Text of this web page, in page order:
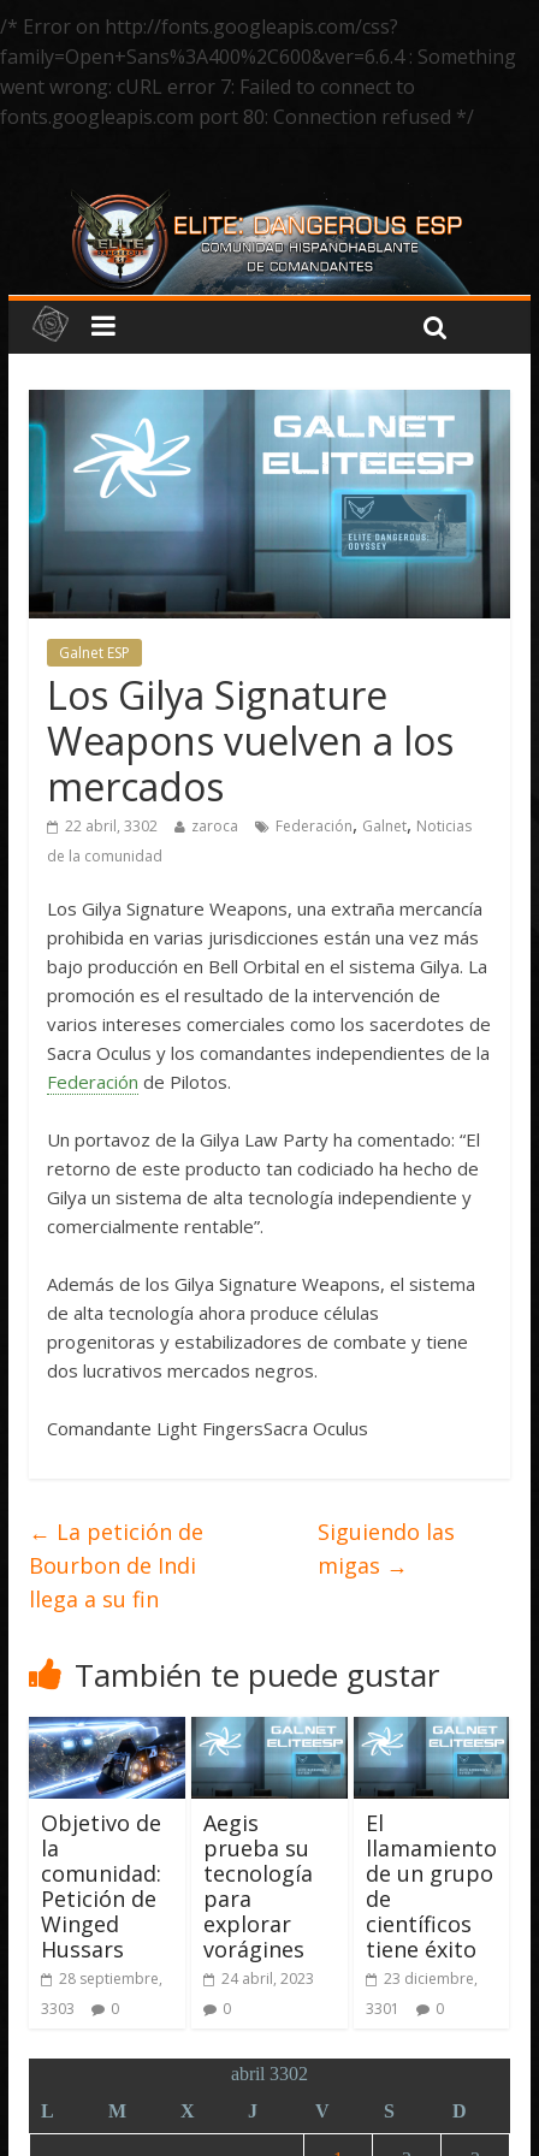
/* Error on http://fonts.googleapis.com/css?
family=Open+Sans%3A400%2C600&ver=6.6.4 : Something
went wrong: cURL error 7: Failed to connect to
fonts.googleapis.com port 80: Connection refused */
Galnet ESP
Los Gilya Signature
Weapons vuelven a los
mercados
22 abril, 3302 zaroca Federación, Galnet, Noticias
de la comunidad
Los Gilya Signature Weapons, una extraña mercancía
prohibida en varias jurisdicciones están una vez más
bajo producción en Bell Orbital en el sistema Gilya. La
promoción es el resultado de la intervención de
varios intereses comerciales como los sacerdotes de
Sacra Oculus y los comandantes independientes de la
Federación de Pilotos.
Un portavoz de la Gilya Law Party ha comentado: “El
retorno de este producto tan codiciado ha hecho de
Gilya un sistema de alta tecnología independiente y
comercialmente rentable”.
Además de los Gilya Signature Weapons, el sistema
de alta tecnología ahora produce células
progenitoras y estabilizadores de combate y tiene
dos lucrativos mercados negros.
Comandante Light FingersSacra Oculus
← La petición de
Bourbon de Indi
llega a su fin
Siguiendo las
migas →
También te puede gustar
Objetivo de
la
comunidad:
Petición de
Winged
Hussars
28 septiembre,
3303
0
Aegis
prueba su
tecnología
para
explorar
vorágines
24 abril, 2023
0
El
llamamiento
de un grupo
de
científicos
tiene éxito
23 diciembre,
3301
0
abril 3302
L
M X J V S D